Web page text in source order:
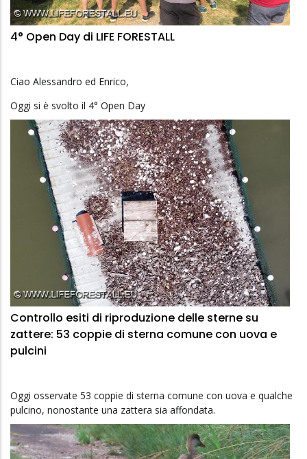
4° Open Day di LIFE FORESTALL
Ciao Alessandro ed Enrico,
Oggi si è svolto il 4° Open Day
Controllo esiti di riproduzione delle sterne su
zattere: 53 coppie di sterna comune con uova e
pulcini
Oggi osservate 53 coppie di sterna comune con uova e qualche
pulcino, nonostante una zattera sia affondata.